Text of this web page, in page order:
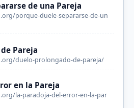
de una Pareja
porque-duele-separarse-de-un
Pareja
duelo-prolongado-de-pareja/
en la Pareja
la-paradoja-del-error-en-la-par